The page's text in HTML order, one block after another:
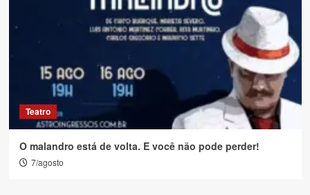
Teatro
O malandro está de volta. E você não pode perder!
7/agosto